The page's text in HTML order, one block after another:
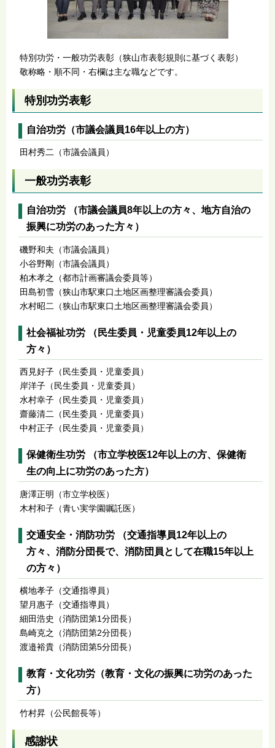
特別功労・一般功労表彰（狭山市表彰規則に基づく表彰）
敬称略・順不同・右欄は主な職などです。
特別功労表彰
自治功労（市議会議員16年以上の方）
田村秀二（市議会議員）
一般功労表彰
自治功労 （市議会議員8年以上の方々、地方自治の
振興に功労のあった方々）
磯野和夫（市議会議員）
小谷野剛（市議会議員）
柏木孝之（都市計画審議会委員等）
田島初雪（狭山市駅東口土地区画整理審議会委員）
水村昭二（狭山市駅東口土地区画整理審議会委員）
社会福祉功労 （民生委員・児童委員12年以上の
方々）
西見好子（民生委員・児童委員）
岸洋子（民生委員・児童委員）
水村幸子（民生委員・児童委員）
齋藤清二（民生委員・児童委員）
中村正子（民生委員・児童委員）
保健衛生功労 （市立学校医12年以上の方、保健衛
生の向上に功労のあった方）
唐澤正明（市立学校医）
木村和子（青い実学園嘱託医）
交通安全・消防功労 （交通指導員12年以上の
方々、消防分団長で、消防団員として在職15年以上
の方々）
横地孝子（交通指導員）
望月惠子（交通指導員）
細田浩史（消防団第1分団長）
島崎克之（消防団第2分団長）
渡邉裕貴（消防団第5分団長）
教育・文化功労（教育・文化の振興に功労のあった
方）
竹村昇（公民館長等）
感謝状